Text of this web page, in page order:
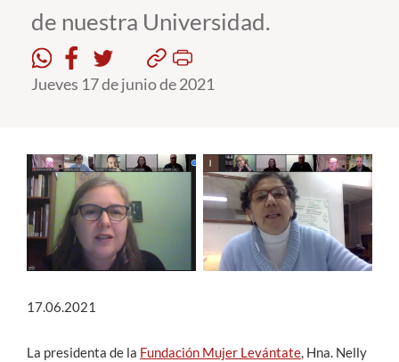
Estudiantes
Alumni
English
de nuestra Universidad.
Jueves 17 de junio de 2021
17.06.2021
La presidenta de la Fundación Mujer Levántate, Hna. Nelly